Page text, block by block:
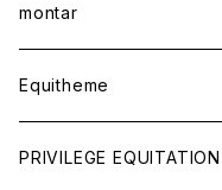
montar
Equitheme
PRIVILEGE EQUITATION